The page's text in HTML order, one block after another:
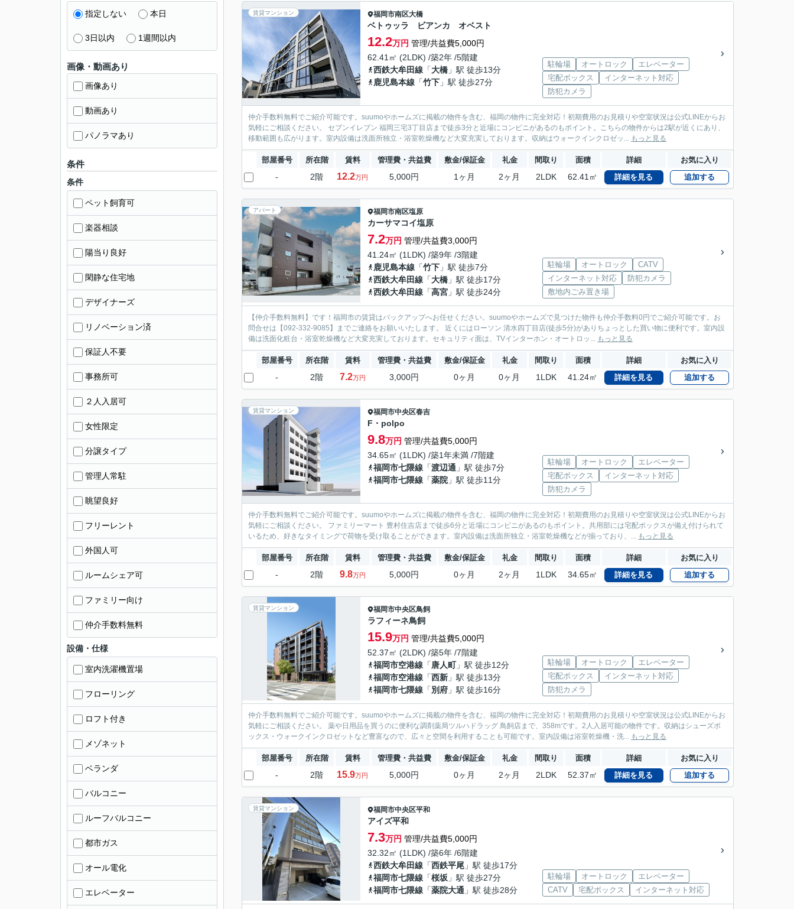
賃貸マンション 福岡市南区大橋
ベトゥッラ ビアンカ オベスト
12.2万円 管理/共益費5,000円
62.41㎡ (2LDK) /築2年 /5階建
西鉄大牟田線 「大橋 」駅 徒歩13分
鹿児島本線 「竹下 」駅 徒歩27分
駐輪場 オートロック
エレベーター
宅配ボックス
インターネット対応
防犯カメラ
仲介手数料無料でご紹介可能です。suumoやホームズに掲載の物件を含む、福岡の物件に完全対応！初期費用のお見積りや空室状況は公式LINEからお
気軽にご相談ください。 セブンイレブン 福岡三宅3丁目店まで徒歩3分と近場にコンビニがあるのもポイント。こちらの物件からは2駅が近くにあり、
移動範囲も広がります。室内設備は洗面所独立・浴室乾燥機など大変充実しております。収納はウォークインクロゼッ... もっと見る
部屋番号 所在階 賃料 管理費・共益費 敷金/保証金 礼金 間取り 面積 詳細 お気に入り
- 2階 12.2万円 5,000円 1ヶ月 2ヶ月 2LDK 62.41㎡ 詳細を見る 追加する
アパート 福岡市南区塩原
カーサマコイ塩原
7.2万円 管理/共益費3,000円
41.24㎡ (1LDK) /築9年 /3階建
鹿児島本線 「竹下 」駅 徒歩7分
西鉄大牟田線 「大橋 」駅 徒歩17分
西鉄大牟田線 「高宮 」駅 徒歩24分
駐輪場 オートロック
CATV
インターネット対応
防犯カメラ
敷地内ごみ置き場
【仲介手数料無料】です！福岡市の賃貸はバックアップへお任せください。suumoやホームズで見つけた物件も仲介手数料0円でご紹介可能です。お
問合せは【092-332-9085】までご連絡をお願いいたします。 近くにはローソン 清水四丁目店(徒歩5分)がありちょっとした買い物に便利です。室内設
備は洗面化粧台・浴室乾燥機など大変充実しております。セキュリティ面は、TVインターホン・オートロッ... もっと見る
部屋番号 所在階 賃料 管理費・共益費 敷金/保証金 礼金 間取り 面積 詳細 お気に入り
- 2階 7.2万円 3,000円 0ヶ月 0ヶ月 1LDK 41.24㎡ 詳細を見る 追加する
賃貸マンション 福岡市中央区春吉
F・polpo
9.8万円 管理/共益費5,000円
34.65㎡ (1LDK) /築1年未満 /7階建
福岡市七隈線 「渡辺通 」駅 徒歩7分
福岡市七隈線 「薬院 」駅 徒歩11分
駐輪場 オートロック
エレベーター
宅配ボックス
インターネット対応
防犯カメラ
仲介手数料無料でご紹介可能です。suumoやホームズに掲載の物件を含む、福岡の物件に完全対応！初期費用のお見積りや空室状況は公式LINEからお
気軽にご相談ください。 ファミリーマート 豊村住吉店まで徒歩6分と近場にコンビニがあるのもポイント。共用部には宅配ボックスが備え付けられて
いるため、好きなタイミングで荷物を受け取ることができます。室内設備は洗面所独立・浴室乾燥機などが揃っており、... もっと見る
部屋番号 所在階 賃料 管理費・共益費 敷金/保証金 礼金 間取り 面積 詳細 お気に入り
- 2階 9.8万円 5,000円 0ヶ月 2ヶ月 1LDK 34.65㎡ 詳細を見る 追加する
賃貸マンション 福岡市中央区鳥飼
ラフィーネ鳥飼
15.9万円 管理/共益費5,000円
52.37㎡ (2LDK) /築5年 /7階建
福岡市空港線 「唐人町」駅 徒歩12分
福岡市空港線 「西新 」駅 徒歩13分
福岡市七隈線 「別府 」駅 徒歩16分
駐輪場 オートロック
エレベーター
宅配ボックス
インターネット対応
防犯カメラ
仲介手数料無料でご紹介可能です。suumoやホームズに掲載の物件を含む、福岡の物件に完全対応！初期費用のお見積りや空室状況は公式LINEからお
気軽にご相談ください。 薬や日用品を買うのに便利な調剤薬局ツルハドラッグ 鳥飼店まで、358mです。2人入居可能の物件です。収納はシューズボ
ックス・ウォークインクロゼットなど豊富なので、広々と空間を利用することも可能です。室内設備は浴室乾燥機・洗... もっと見る
部屋番号 所在階 賃料 管理費・共益費 敷金/保証金 礼金 間取り 面積 詳細 お気に入り
- 2階 15.9万円 5,000円 0ヶ月 2ヶ月 2LDK 52.37㎡ 詳細を見る 追加する
賃貸マンション 福岡市中央区平和
アイズ平和
7.3万円 管理/共益費5,000円
32.32㎡ (1LDK) /築6年 /6階建
西鉄大牟田線 「西鉄平尾 」駅 徒歩17分
福岡市七隈線 「桜坂 」駅 徒歩27分
福岡市七隈線 「薬院大通 」駅 徒歩28分
駐輪場 オートロック
エレベーター
CATV
宅配ボックス インターネット対応
指定しない 本日
3日以内 1週間以内
画像・動画あり
画像あり
動画あり
パノラマあり
条件
条件
ペット飼育可
楽器相談
陽当り良好
閑静な住宅地
デザイナーズ
リノベーション済
保証人不要
事務所可
２人入居可
女性限定
分譲タイプ
管理人常駐
眺望良好
フリーレント
外国人可
ルームシェア可
ファミリー向け
仲介手数料無料
設備・仕様
室内洗濯機置場
フローリング
ロフト付き
メゾネット
ベランダ
バルコニー
ルーフバルコニー
都市ガス
オール電化
エレベーター